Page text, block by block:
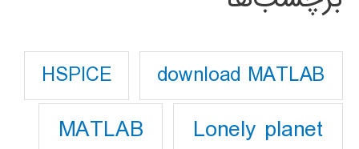
download MATLAB
HSPICE
Lonely planet
MATLAB